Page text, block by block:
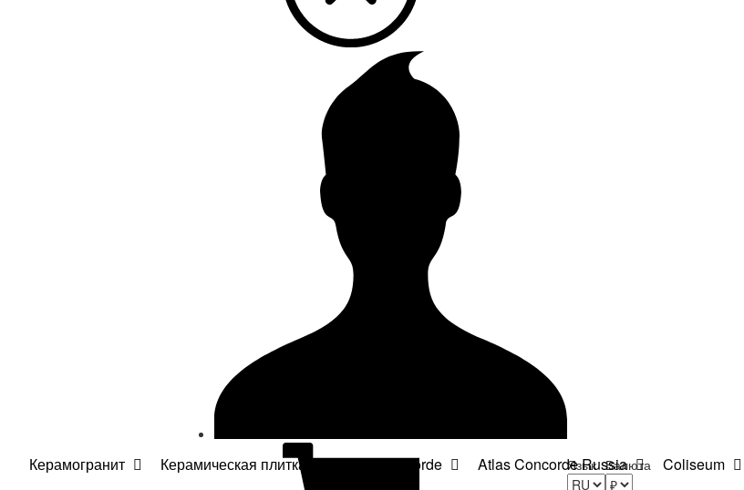
Керамогранит Керамическая плитка Atlas Concorde Atlas Concorde Russia Coliseum
Язык Валюта